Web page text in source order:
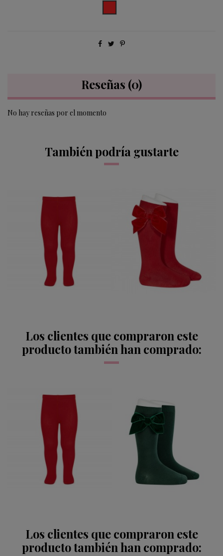
Reseñas (0)
No hay reseñas por el momento
También podría gustarte
LEOTARDO LISO
CONDOR ROJO 550
12,95 €
CALCETIN ALTO LAZO
TERCIOPELO
CONDOR ROJO 550
12,95 €
Los clientes que compraron este
producto también han comprado:
LEOTARDO LISO
CONDOR ROJO 550
12,95 €
Los clientes que compraron este
producto también han comprado: